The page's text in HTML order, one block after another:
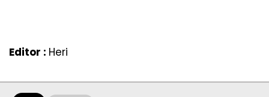
Editor : Heri